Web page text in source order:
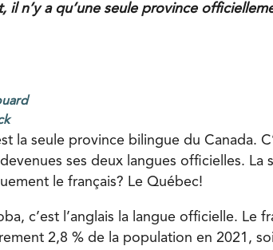
il n’y a qu’une seule province
la seule province bilingue du Canada.
ses deux langues officielles. La
le français? Le Québec!
c’est l’anglais la langue officielle. Le
2,8 % de la population en 2021,